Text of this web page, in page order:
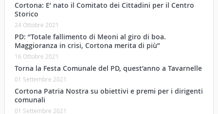
Cortona: E’ nato il Comitato dei Cittadini per il Centro
Storico
24 Ottobre 2021
PD: “Totale fallimento di Meoni al giro di boa.
Maggioranza in crisi, Cortona merita di più”
16 Ottobre 2021
Torna la Festa Comunale del PD, quest’anno a Tavarnelle
01 Settembre 2021
Cortona Patria Nostra su obiettivi e premi per i dirigenti
comunali
01 Settembre 2021